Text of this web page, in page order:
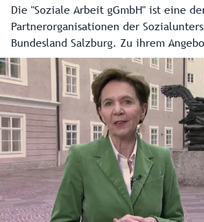
Die "Soziale Arbeit gGmbH" ist eine
Partnerorganisationen der
Bundesland Salzburg. Zu ihrem
anderem die Holz- und
Second-Hand-Shop "TAO", das
die Straßenzeitung "Apropos".
hat sich vom Angebot ein Bild